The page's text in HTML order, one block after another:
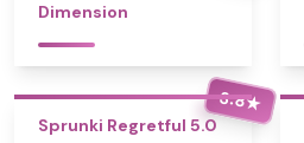
Dimension
3.8★
Sprunki Regretful 5.0